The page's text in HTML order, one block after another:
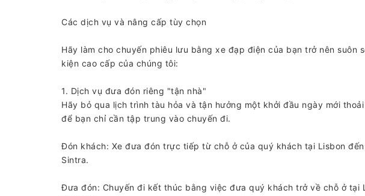
Các dịch vụ và nâng cấp tùy chọn
Hãy làm cho chuyến phiêu lưu bằng xe đạp điện của bạn trở nên suôn
kiện cao cấp của chúng tôi:
1. Dịch vụ đưa đón riêng "tận nhà"
Hãy bỏ qua lịch trình tàu hỏa và tận hưởng một khởi đầu ngày mới
để bạn chỉ cần tập trung vào chuyến đi.
Đón khách: Xe đưa đón trực tiếp từ chỗ ở của quý khách tại Lisbon
Sintra.
Đưa đón: Chuyến đi kết thúc bằng việc đưa quý khách trở về chỗ ở tại